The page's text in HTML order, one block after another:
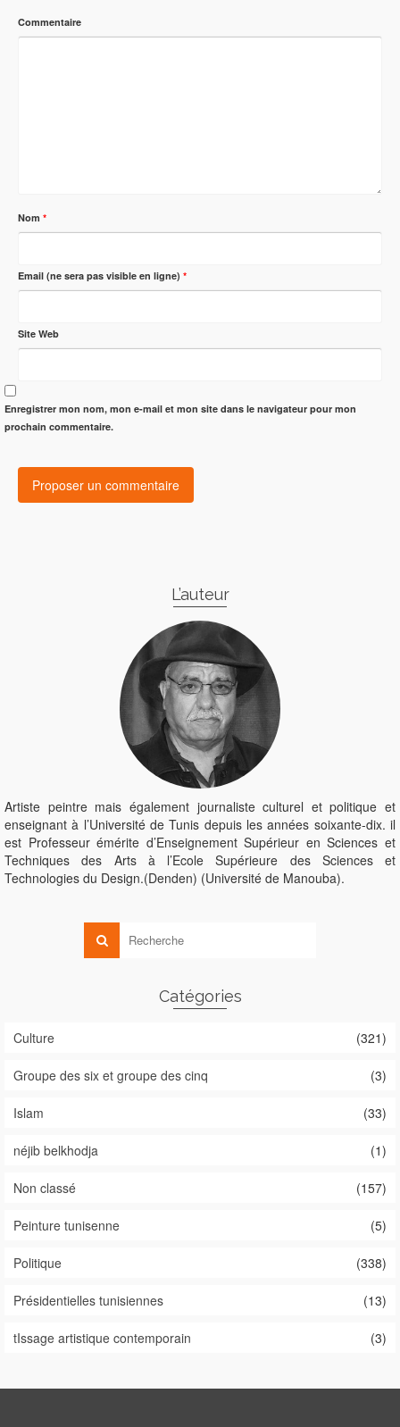
Commentaire
Nom *
Email (ne sera pas visible en ligne) *
Site Web
Enregistrer mon nom, mon e-mail et mon site dans le navigateur pour mon
prochain commentaire.
L’auteur
Artiste peintre mais également journaliste culturel et politique et
enseignant à l’Université de Tunis depuis les années soixante-dix. il
est Professeur émérite d’Enseignement Supérieur en Sciences et
Techniques des Arts à l’Ecole Supérieure des Sciences et
Technologies du Design.(Denden) (Université de Manouba).
Catégories
Culture (321)
Groupe des six et groupe des cinq (3)
Islam (33)
néjib belkhodja (1)
Non classé (157)
Peinture tunisenne (5)
Politique (338)
Présidentielles tunisiennes (13)
tIssage artistique contemporain (3)